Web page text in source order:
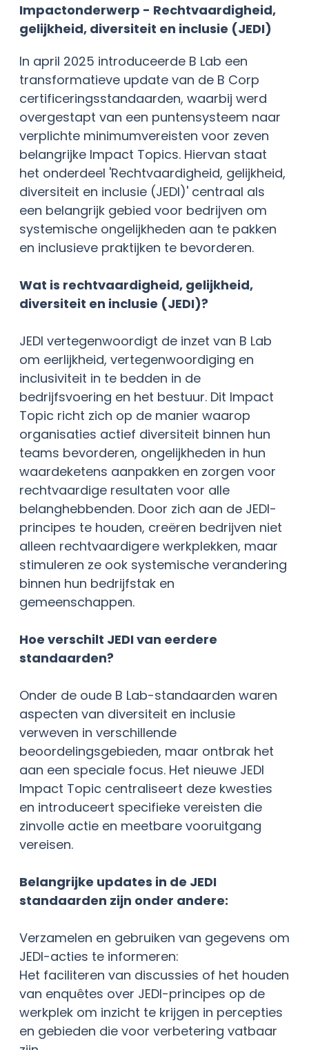
Impactonderwerp - Rechtvaardigheid,
gelijkheid, diversiteit en inclusie (JEDI)
In april 2025 introduceerde B Lab een
transformatieve update van de B Corp
certificeringsstandaarden, waarbij werd
overgestapt van een puntensysteem naar
verplichte minimumvereisten voor zeven
belangrijke Impact Topics. Hiervan staat
het onderdeel 'Rechtvaardigheid, gelijkheid,
diversiteit en inclusie (JEDI)' centraal als
een belangrijk gebied voor bedrijven om
systemische ongelijkheden aan te pakken
en inclusieve praktijken te bevorderen.
Wat is rechtvaardigheid, gelijkheid,
diversiteit en inclusie (JEDI)?
JEDI vertegenwoordigt de inzet van B Lab
om eerlijkheid, vertegenwoordiging en
inclusiviteit in te bedden in de
bedrijfsvoering en het bestuur. Dit Impact
Topic richt zich op de manier waarop
organisaties actief diversiteit binnen hun
teams bevorderen, ongelijkheden in hun
waardeketens aanpakken en zorgen voor
rechtvaardige resultaten voor alle
belanghebbenden. Door zich aan de JEDI-
principes te houden, creëren bedrijven niet
alleen rechtvaardigere werkplekken, maar
stimuleren ze ook systemische verandering
binnen hun bedrijfstak en
gemeenschappen.
Hoe verschilt JEDI van eerdere
standaarden?
Onder de oude B Lab-standaarden waren
aspecten van diversiteit en inclusie
verweven in verschillende
beoordelingsgebieden, maar ontbrak het
aan een speciale focus. Het nieuwe JEDI
Impact Topic centraliseert deze kwesties
en introduceert specifieke vereisten die
zinvolle actie en meetbare vooruitgang
vereisen.
Belangrijke updates in de JEDI
standaarden zijn onder andere:
Verzamelen en gebruiken van gegevens om
JEDI-acties te informeren:
Het faciliteren van discussies of het houden
van enquêtes over JEDI-principes op de
werkplek om inzicht te krijgen in percepties
en gebieden die voor verbetering vatbaar